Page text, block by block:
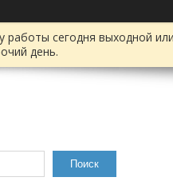
сегодня выходной
день.
Поиск